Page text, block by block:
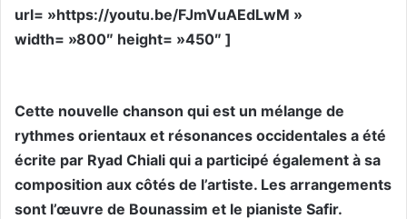
url= »https://youtu.be/FJmVuAEdLwM »
width= »800″ height= »450″ ]
Cette nouvelle chanson qui est un mélange de
rythmes orientaux et résonances occidentales a été
écrite par Ryad Chiali qui a participé également à sa
composition aux côtés de l’artiste. Les arrangements
sont l’œuvre de Bounassim et le pianiste Safir.